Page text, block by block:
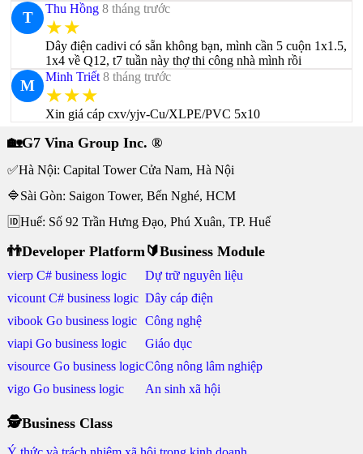
T
Thu Hồng 8 tháng trước
★★
Dây điện cadivi có sẵn không bạn, mình cần 5 cuộn 1x1.5,
1x4 về Q12, t7 tuần này thợ thi công nhà mình rồi
M
Minh Triết 8 tháng trước
★★★
Xin giá cáp cxv/yjv-Cu/XLPE/PVC 5x10
🏡G7 Vina Group Inc. ®
✅Hà Nội: Capital Tower Cửa Nam, Hà Nội
🔷Sài Gòn: Saigon Tower, Bến Nghé, HCM
🆔Huế: Số 92 Trần Hưng Đạo, Phú Xuân, TP. Huế
👬Developer Platform
vierp C# business logic
vicount C# business logic
vibook Go business logic
viapi Go business logic
visource Go business logic
vigo Go business logic
🔰Business Module
Dự trữ nguyên liệu
Dây cáp điện
Công nghệ
Giáo dục
Công nông lâm nghiệp
An sinh xã hội
🕵Business Class